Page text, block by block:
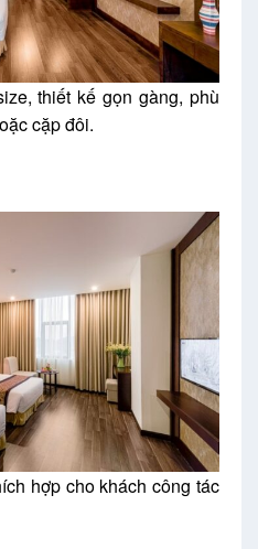
thiết kế gọn gàng, phù
cặp đôi.
hợp cho khách công tác